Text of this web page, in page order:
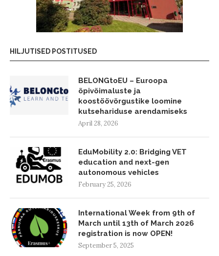
HILJUTISED POSTITUSED
BELONGtoEU – Euroopa
õpivõimaluste ja
koostöövõrgustike loomine
kutsehariduse arendamiseks
April 28, 2026
EduMobility 2.0: Bridging VET
education and next-gen
autonomous vehicles
February 25, 2026
International Week from 9th of
March until 13th of March 2026
registration is now OPEN!
September 5, 2025